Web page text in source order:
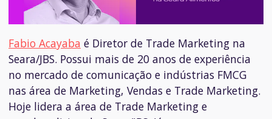
Fabio Acayaba é Diretor de Trade Marketing na
Seara/JBS. Possui mais de 20 anos de experiência
no mercado de comunicação e indústrias FMCG
nas área de Marketing, Vendas e Trade Marketing.
Hoje lidera a área de Trade Marketing e